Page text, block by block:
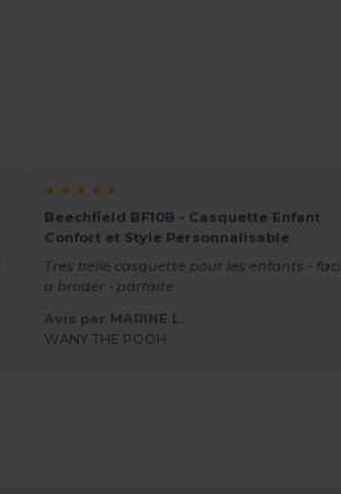
★ ★ ★ ★ ★
Beechfield BF10B - Casquette Enfant
Confort et Style Personnalisable
Tres belle casquette pour les enfants -
a broder - parfaite
Avis par MARINE L.
WANY THE POOH